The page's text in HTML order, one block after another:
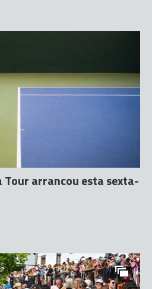
Tour arrancou esta sexta-